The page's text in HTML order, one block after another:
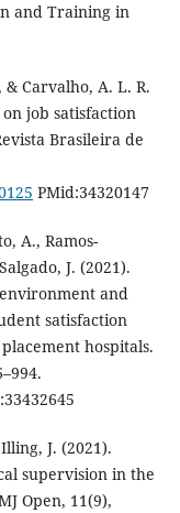
and Training in
& Carvalho, A. L. R.
job satisfaction
Brasileira de
PMid:34320147
A., Ramos-
J. (2021).
and
satisfaction
hospitals.
J. (2021).
supervision in the
Open, 11(9),